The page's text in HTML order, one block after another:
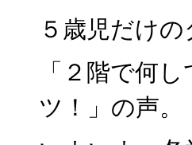
５歳児だけ
「２階で何
ツ！」 の声。